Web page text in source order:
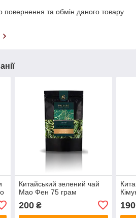
та обмін даного товару
Китайський зелений чай
Мао Фен 75 грам
200₴ 190